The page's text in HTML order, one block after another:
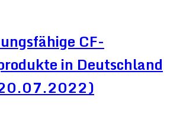
CF-
in Deutschland